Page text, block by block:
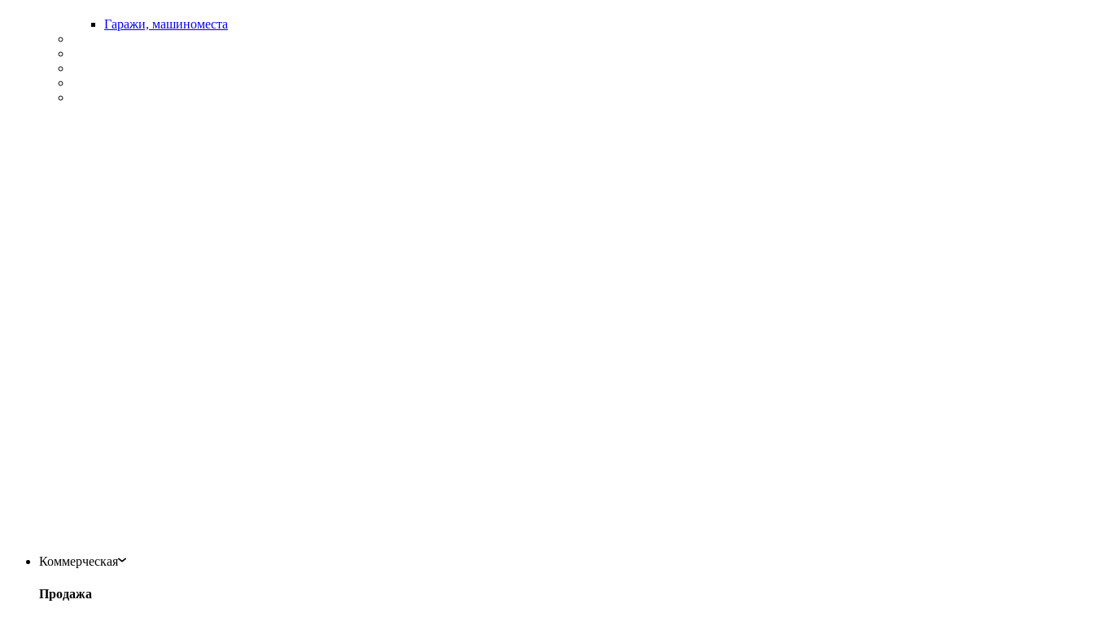
Гаражи, машиноместа
Коммерческая
Продажа